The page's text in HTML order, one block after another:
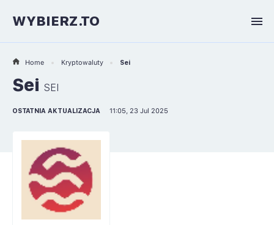
WYBIERZ.TO
Home Kryptowaluty Sei
Sei SEI
OSTATNIA AKTUALIZACJA 11:05, 23 Jul 2025